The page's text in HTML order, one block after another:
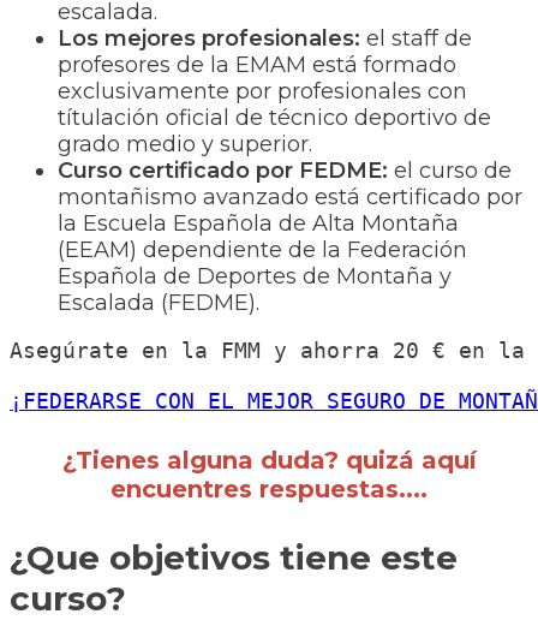
escalada.
Los mejores profesionales: el staff de
profesores de la EMAM está formado
exclusivamente por profesionales con
títulación oficial de técnico deportivo de
grado medio y superior.
Curso certificado por FEDME: el curso de
montañismo avanzado está certificado por
la Escuela Española de Alta Montaña
(EEAM) dependiente de la Federación
Española de Deportes de Montaña y
Escalada (FEDME).
Asegúrate en la FMM y ahorra 20 € en
¡FEDERARSE CON EL MEJOR SEGURO DE
¿Tienes alguna duda? quizá aquí
encuentres respuestas....
¿Que objetivos tiene este
curso?